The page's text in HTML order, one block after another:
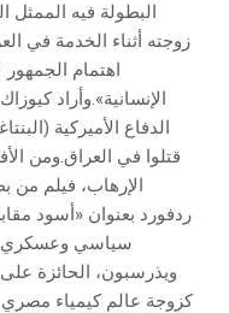
البطولة فيه
زوجته أثناء الخدمة في
اهتمام
الإنسانية».وأراد
الدفاع الأميركية
قتلوا في العراق.ومن
الإرهاب، فيلم من
ردفورد بعنوان «أسود
سياسي وعسكري
ويذرسبون، الحائزة
كزوجة عالم كيمياء